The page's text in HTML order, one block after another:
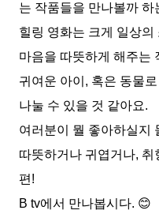
는 작품들을 만나볼까 하
힐링 영화는 크게 일상의
마음을 따뜻하게 해주는
귀여운 아이 , 혹은 동물
나눌 수 있을 것 같아요.
여러분이 뭘 좋아하실지
따뜻하거나 귀엽거나, 취
편 !
B tv에서 만나봅시다. 😊